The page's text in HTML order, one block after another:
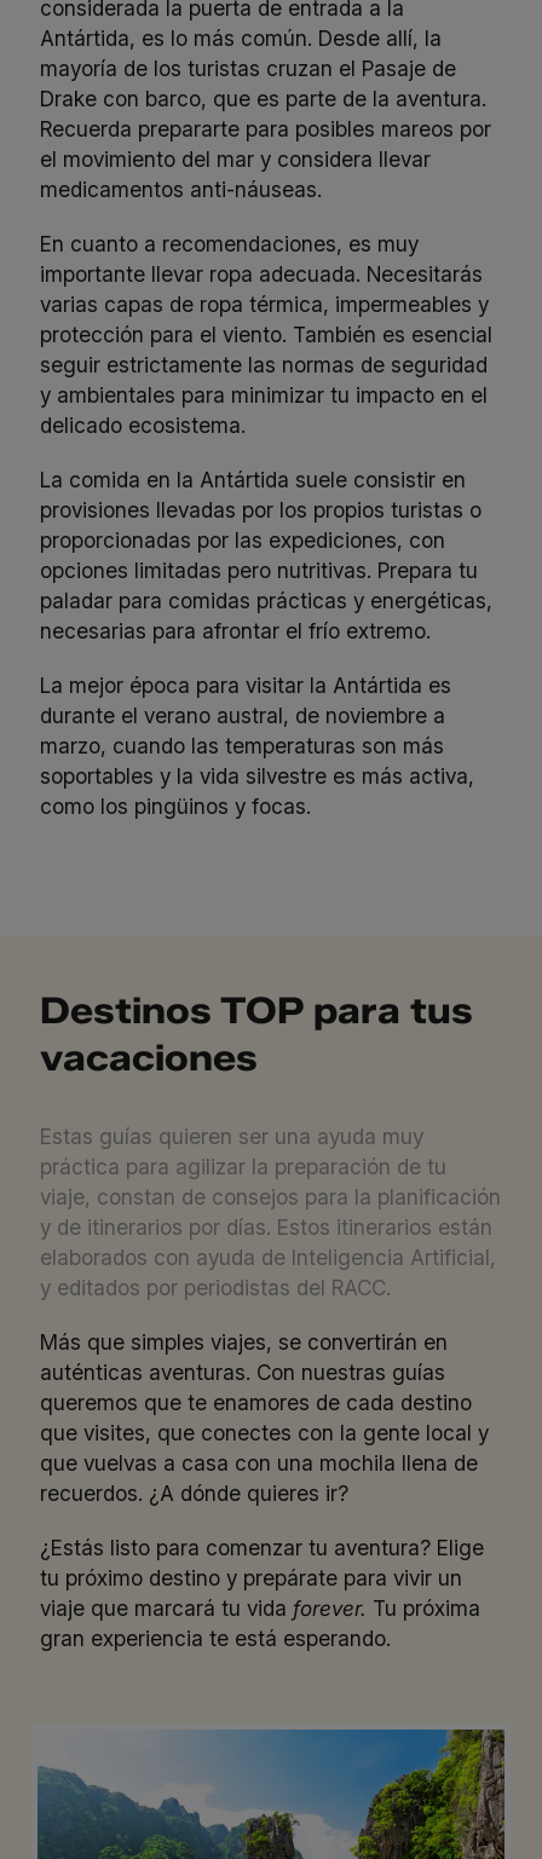
considerada la puerta de entrada a la
Antártida, es lo más común. Desde allí, la
mayoría de los turistas cruzan el Pasaje de
Drake con barco, que es parte de la aventura.
Recuerda prepararte para posibles mareos por
el movimiento del mar y considera llevar
medicamentos anti-náuseas.
En cuanto a recomendaciones, es muy
importante llevar ropa adecuada. Necesitarás
varias capas de ropa térmica, impermeables y
protección para el viento. También es esencial
seguir estrictamente las normas de seguridad
y ambientales para minimizar tu impacto en el
delicado ecosistema.
La comida en la Antártida suele consistir en
provisiones llevadas por los propios turistas o
proporcionadas por las expediciones, con
opciones limitadas pero nutritivas. Prepara tu
paladar para comidas prácticas y energéticas,
necesarias para afrontar el frío extremo.
La mejor época para visitar la Antártida es
durante el verano austral, de noviembre a
marzo, cuando las temperaturas son más
soportables y la vida silvestre es más activa,
como los pingüinos y focas.
Destinos TOP para tus
vacaciones
Estas guías quieren ser una ayuda muy
práctica para agilizar la preparación de tu
viaje, constan de consejos para la planificación
y de itinerarios por días. Estos itinerarios están
elaborados con ayuda de Inteligencia Artificial,
y editados por periodistas del RACC.
Más que simples viajes, se convertirán en
auténticas aventuras. Con nuestras guías
queremos que te enamores de cada destino
que visites, que conectes con la gente local y
que vuelvas a casa con una mochila llena de
recuerdos. ¿A dónde quieres ir?
¿Estás listo para comenzar tu aventura? Elige
tu próximo destino y prepárate para vivir un
viaje que marcará tu vida forever. Tu próxima
gran experiencia te está esperando.